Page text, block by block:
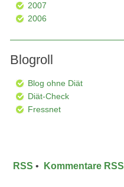
2007
2006
Blogroll
Blog ohne Diät
Diät-Check
Fressnet
RSS • Kommentare RSS